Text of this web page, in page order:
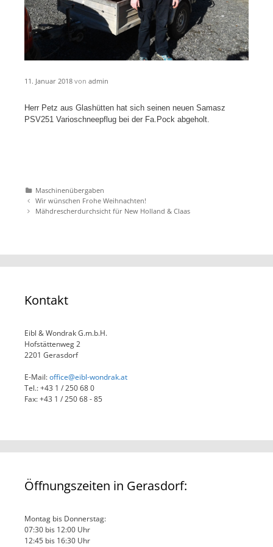
11. Januar 2018 von admin
Herr Petz aus Glashütten hat sich seinen neuen Samasz
PSV251 Varioschneepflug bei der Fa.Pock abgeholt.
Katgeorien
Maschinenübergaben
Artikel-
Navigation
Wir wünschen Frohe Weihnachten!
Mähdrescherdurchsicht für New Holland & Claas
Kontakt
Eibl & Wondrak G.m.b.H.
Hofstättenweg 2
2201 Gerasdorf
E-Mail:office@eibl-wondrak.at
Tel.: +43 1 / 250 68 0
Fax: +43 1 / 250 68 - 85
Öffnungszeiten in Gerasdorf:
Montag bis Donnerstag:
07:30 bis 12:00 Uhr
12:45 bis 16:30 Uhr